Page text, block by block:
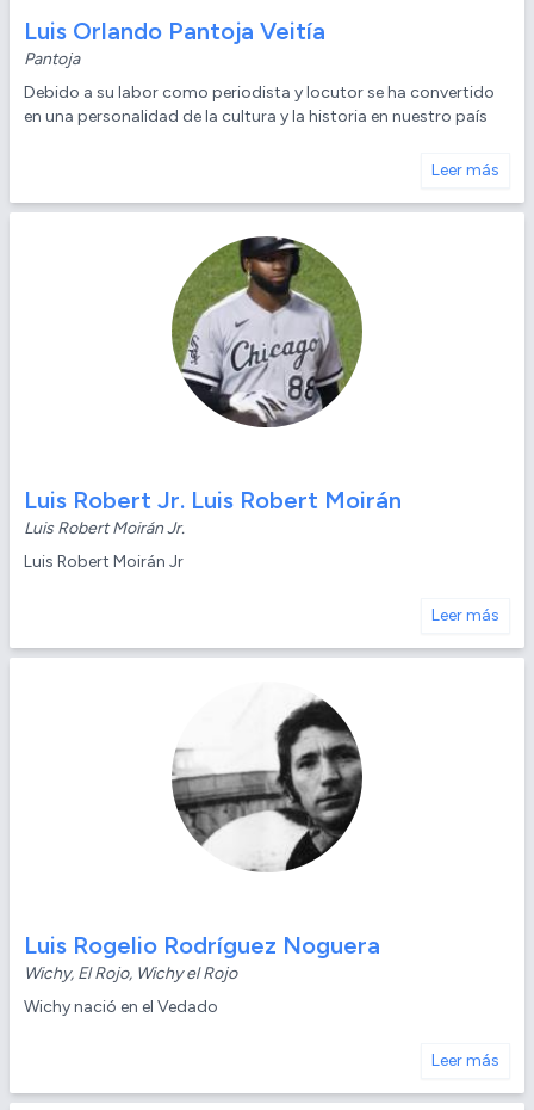
Luis Orlando Pantoja Veitía
Pantoja
Debido a su labor como periodista y locutor se ha convertido
en una personalidad de la cultura y la historia en nuestro país
Leer más
Luis Robert Jr. Luis Robert Moirán
Luis Robert Moirán Jr.
Luis Robert Moirán Jr
Leer más
Luis Rogelio Rodríguez Noguera
Wichy, El Rojo, Wichy el Rojo
Wichy nació en el Vedado
Leer más